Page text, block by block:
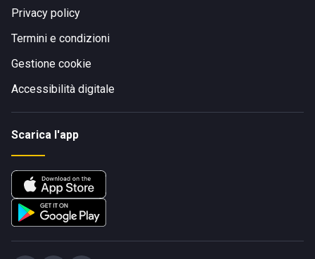
Privacy policy
Termini e condizioni
Gestione cookie
Accessibilità digitale
Scarica l'app